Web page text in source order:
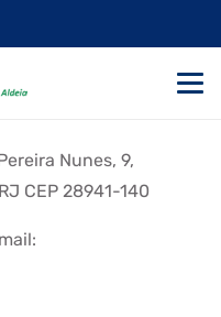
Nunes, 9,
CEP 28941-140